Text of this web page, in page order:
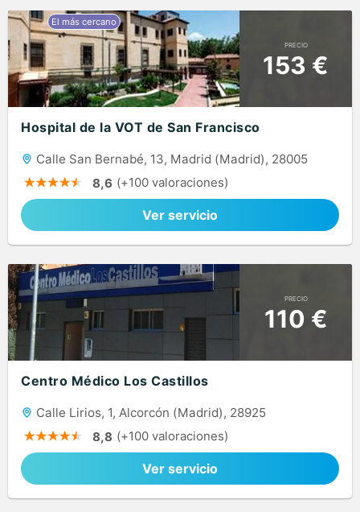
PRECIO
153 €
Hospital de la VOT de San Francisco
Calle San Bernabé, 13, Madrid (Madrid), 28005
8,6 (+100 valoraciones)
Ver servicio
PRECIO
110 €
Centro Médico Los Castillos
Calle Lirios, 1, Alcorcón (Madrid), 28925
8,8 (+100 valoraciones)
Ver servicio